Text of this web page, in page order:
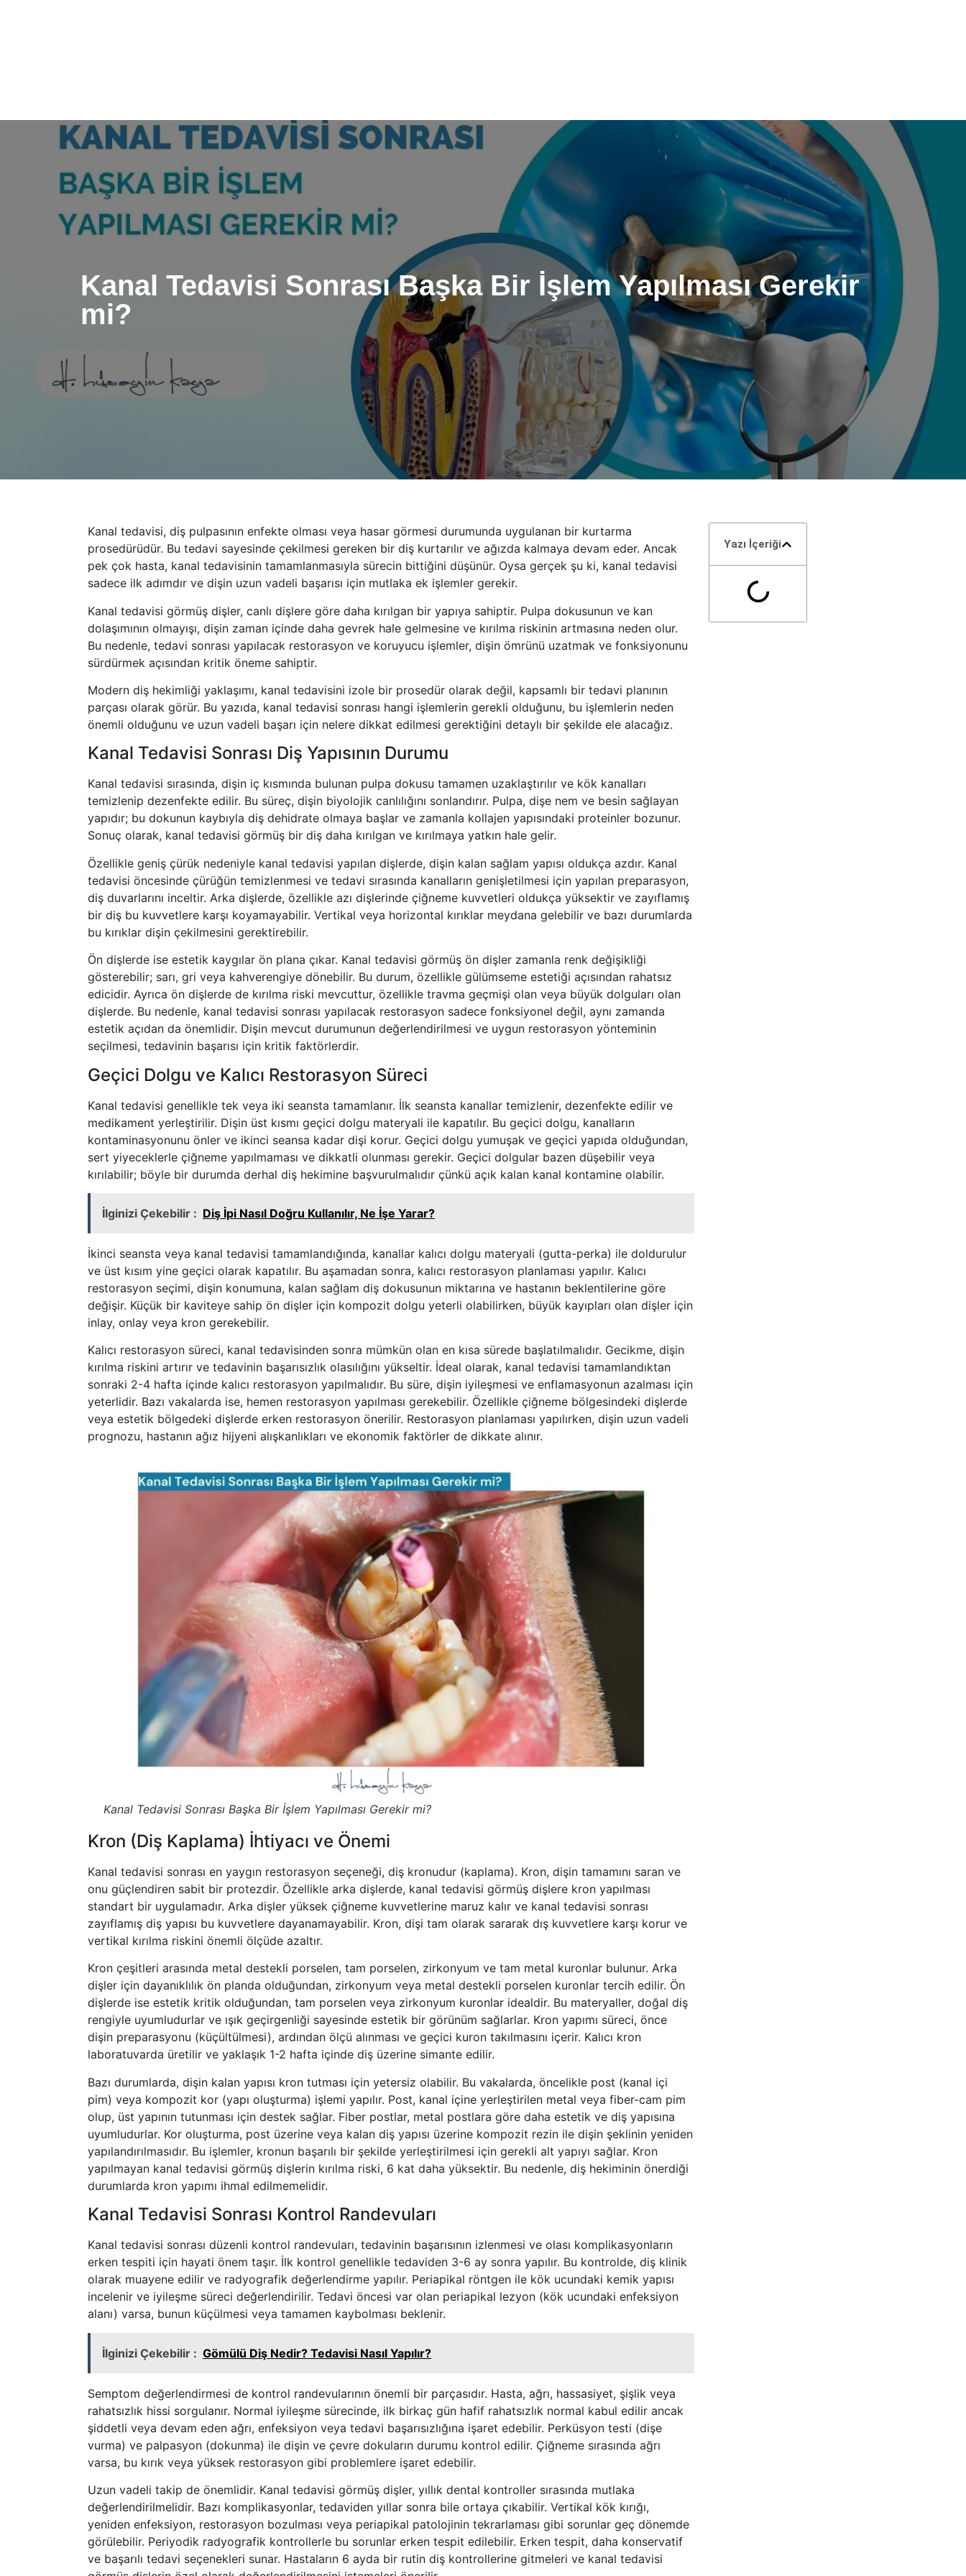
Kanal Tedavisi Sonrası Başka Bir İşlem Yapılması Gerekir
mi?
Kanal tedavisi, diş pulpasının enfekte olması veya hasar görmesi durumunda uygulanan bir kurtarma
prosedürüdür. Bu tedavi sayesinde çekilmesi gereken bir diş kurtarılır ve ağızda kalmaya devam eder. Ancak
pek çok hasta, kanal tedavisinin tamamlanmasıyla sürecin bittiğini düşünür. Oysa gerçek şu ki, kanal tedavisi
sadece ilk adımdır ve dişin uzun vadeli başarısı için mutlaka ek işlemler gerekir.
Kanal tedavisi görmüş dişler, canlı dişlere göre daha kırılgan bir yapıya sahiptir. Pulpa dokusunun ve kan
dolaşımının olmayışı, dişin zaman içinde daha gevrek hale gelmesine ve kırılma riskinin artmasına neden olur.
Bu nedenle, tedavi sonrası yapılacak restorasyon ve koruyucu işlemler, dişin ömrünü uzatmak ve fonksiyonunu
sürdürmek açısından kritik öneme sahiptir.
Modern diş hekimliği yaklaşımı, kanal tedavisini izole bir prosedür olarak değil, kapsamlı bir tedavi planının
parçası olarak görür. Bu yazıda, kanal tedavisi sonrası hangi işlemlerin gerekli olduğunu, bu işlemlerin neden
önemli olduğunu ve uzun vadeli başarı için nelere dikkat edilmesi gerektiğini detaylı bir şekilde ele alacağız.
Kanal Tedavisi Sonrası Diş Yapısının Durumu
Kanal tedavisi sırasında, dişin iç kısmında bulunan pulpa dokusu tamamen uzaklaştırılır ve kök kanalları
temizlenip dezenfekte edilir. Bu süreç, dişin biyolojik canlılığını sonlandırır. Pulpa, dişe nem ve besin sağlayan
yapıdır; bu dokunun kaybıyla diş dehidrate olmaya başlar ve zamanla kollajen yapısındaki proteinler bozunur.
Sonuç olarak, kanal tedavisi görmüş bir diş daha kırılgan ve kırılmaya yatkın hale gelir.
Özellikle geniş çürük nedeniyle kanal tedavisi yapılan dişlerde, dişin kalan sağlam yapısı oldukça azdır. Kanal
tedavisi öncesinde çürüğün temizlenmesi ve tedavi sırasında kanalların genişletilmesi için yapılan preparasyon,
diş duvarlarını inceltir. Arka dişlerde, özellikle azı dişlerinde çiğneme kuvvetleri oldukça yüksektir ve zayıflamış
bir diş bu kuvvetlere karşı koyamayabilir. Vertikal veya horizontal kırıklar meydana gelebilir ve bazı durumlarda
bu kırıklar dişin çekilmesini gerektirebilir.
Ön dişlerde ise estetik kaygılar ön plana çıkar. Kanal tedavisi görmüş ön dişler zamanla renk değişikliği
gösterebilir; sarı, gri veya kahverengiye dönebilir. Bu durum, özellikle gülümseme estetiği açısından rahatsız
edicidir. Ayrıca ön dişlerde de kırılma riski mevcuttur, özellikle travma geçmişi olan veya büyük dolguları olan
dişlerde. Bu nedenle, kanal tedavisi sonrası yapılacak restorasyon sadece fonksiyonel değil, aynı zamanda
estetik açıdan da önemlidir. Dişin mevcut durumunun değerlendirilmesi ve uygun restorasyon yönteminin
seçilmesi, tedavinin başarısı için kritik faktörlerdir.
Geçici Dolgu ve Kalıcı Restorasyon Süreci
Kanal tedavisi genellikle tek veya iki seansta tamamlanır. İlk seansta kanallar temizlenir, dezenfekte edilir ve
medikament yerleştirilir. Dişin üst kısmı geçici dolgu materyali ile kapatılır. Bu geçici dolgu, kanalların
kontaminasyonunu önler ve ikinci seansa kadar dişi korur. Geçici dolgu yumuşak ve geçici yapıda olduğundan,
sert yiyeceklerle çiğneme yapılmaması ve dikkatli olunması gerekir. Geçici dolgular bazen düşebilir veya
kırılabilir; böyle bir durumda derhal diş hekimine başvurulmalıdır çünkü açık kalan kanal kontamine olabilir.
İlginizi Çekebilir : Diş İpi Nasıl Doğru Kullanılır, Ne İşe Yarar?
İkinci seansta veya kanal tedavisi tamamlandığında, kanallar kalıcı dolgu materyali (gutta-perka) ile doldurulur
ve üst kısım yine geçici olarak kapatılır. Bu aşamadan sonra, kalıcı restorasyon planlaması yapılır. Kalıcı
restorasyon seçimi, dişin konumuna, kalan sağlam diş dokusunun miktarına ve hastanın beklentilerine göre
değişir. Küçük bir kaviteye sahip ön dişler için kompozit dolgu yeterli olabilirken, büyük kayıpları olan dişler için
inlay, onlay veya kron gerekebilir.
Kalıcı restorasyon süreci, kanal tedavisinden sonra mümkün olan en kısa sürede başlatılmalıdır. Gecikme, dişin
kırılma riskini artırır ve tedavinin başarısızlık olasılığını yükseltir. İdeal olarak, kanal tedavisi tamamlandıktan
sonraki 2-4 hafta içinde kalıcı restorasyon yapılmalıdır. Bu süre, dişin iyileşmesi ve enflamasyonun azalması için
yeterlidir. Bazı vakalarda ise, hemen restorasyon yapılması gerekebilir. Özellikle çiğneme bölgesindeki dişlerde
veya estetik bölgedeki dişlerde erken restorasyon önerilir. Restorasyon planlaması yapılırken, dişin uzun vadeli
prognozu, hastanın ağız hijyeni alışkanlıkları ve ekonomik faktörler de dikkate alınır.
Kanal Tedavisi Sonrası Başka Bir İşlem Yapılması Gerekir mi?
Kron (Diş Kaplama) İhtiyacı ve Önemi
Kanal tedavisi sonrası en yaygın restorasyon seçeneği, diş kronudur (kaplama). Kron, dişin tamamını saran ve
onu güçlendiren sabit bir protezdir. Özellikle arka dişlerde, kanal tedavisi görmüş dişlere kron yapılması
standart bir uygulamadır. Arka dişler yüksek çiğneme kuvvetlerine maruz kalır ve kanal tedavisi sonrası
zayıflamış diş yapısı bu kuvvetlere dayanamayabilir. Kron, dişi tam olarak sararak dış kuvvetlere karşı korur ve
vertikal kırılma riskini önemli ölçüde azaltır.
Kron çeşitleri arasında metal destekli porselen, tam porselen, zirkonyum ve tam metal kuronlar bulunur. Arka
dişler için dayanıklılık ön planda olduğundan, zirkonyum veya metal destekli porselen kuronlar tercih edilir. Ön
dişlerde ise estetik kritik olduğundan, tam porselen veya zirkonyum kuronlar idealdir. Bu materyaller, doğal diş
rengiyle uyumludurlar ve ışık geçirgenliği sayesinde estetik bir görünüm sağlarlar. Kron yapımı süreci, önce
dişin preparasyonu (küçültülmesi), ardından ölçü alınması ve geçici kuron takılmasını içerir. Kalıcı kron
laboratuvarda üretilir ve yaklaşık 1-2 hafta içinde diş üzerine simante edilir.
Bazı durumlarda, dişin kalan yapısı kron tutması için yetersiz olabilir. Bu vakalarda, öncelikle post (kanal içi
pim) veya kompozit kor (yapı oluşturma) işlemi yapılır. Post, kanal içine yerleştirilen metal veya fiber-cam pim
olup, üst yapının tutunması için destek sağlar. Fiber postlar, metal postlara göre daha estetik ve diş yapısına
uyumludurlar. Kor oluşturma, post üzerine veya kalan diş yapısı üzerine kompozit rezin ile dişin şeklinin yeniden
yapılandırılmasıdır. Bu işlemler, kronun başarılı bir şekilde yerleştirilmesi için gerekli alt yapıyı sağlar. Kron
yapılmayan kanal tedavisi görmüş dişlerin kırılma riski, 6 kat daha yüksektir. Bu nedenle, diş hekiminin önerdiği
durumlarda kron yapımı ihmal edilmemelidir.
Kanal Tedavisi Sonrası Kontrol Randevuları
Kanal tedavisi sonrası düzenli kontrol randevuları, tedavinin başarısının izlenmesi ve olası komplikasyonların
erken tespiti için hayati önem taşır. İlk kontrol genellikle tedaviden 3-6 ay sonra yapılır. Bu kontrolde, diş klinik
olarak muayene edilir ve radyografik değerlendirme yapılır. Periapikal röntgen ile kök ucundaki kemik yapısı
incelenir ve iyileşme süreci değerlendirilir. Tedavi öncesi var olan periapikal lezyon (kök ucundaki enfeksiyon
alanı) varsa, bunun küçülmesi veya tamamen kaybolması beklenir.
İlginizi Çekebilir : Gömülü Diş Nedir? Tedavisi Nasıl Yapılır?
Semptom değerlendirmesi de kontrol randevularının önemli bir parçasıdır. Hasta, ağrı, hassasiyet, şişlik veya
rahatsızlık hissi sorgulanır. Normal iyileşme sürecinde, ilk birkaç gün hafif rahatsızlık normal kabul edilir ancak
şiddetli veya devam eden ağrı, enfeksiyon veya tedavi başarısızlığına işaret edebilir. Perküsyon testi (dişe
vurma) ve palpasyon (dokunma) ile dişin ve çevre dokuların durumu kontrol edilir. Çiğneme sırasında ağrı
varsa, bu kırık veya yüksek restorasyon gibi problemlere işaret edebilir.
Uzun vadeli takip de önemlidir. Kanal tedavisi görmüş dişler, yıllık dental kontroller sırasında mutlaka
değerlendirilmelidir. Bazı komplikasyonlar, tedaviden yıllar sonra bile ortaya çıkabilir. Vertikal kök kırığı,
yeniden enfeksiyon, restorasyon bozulması veya periapikal patolojinin tekrarlaması gibi sorunlar geç dönemde
görülebilir. Periyodik radyografik kontrollerle bu sorunlar erken tespit edilebilir. Erken tespit, daha konservatif
ve başarılı tedavi seçenekleri sunar. Hastaların 6 ayda bir rutin diş kontrollerine gitmeleri ve kanal tedavisi
Yazı İçeriği